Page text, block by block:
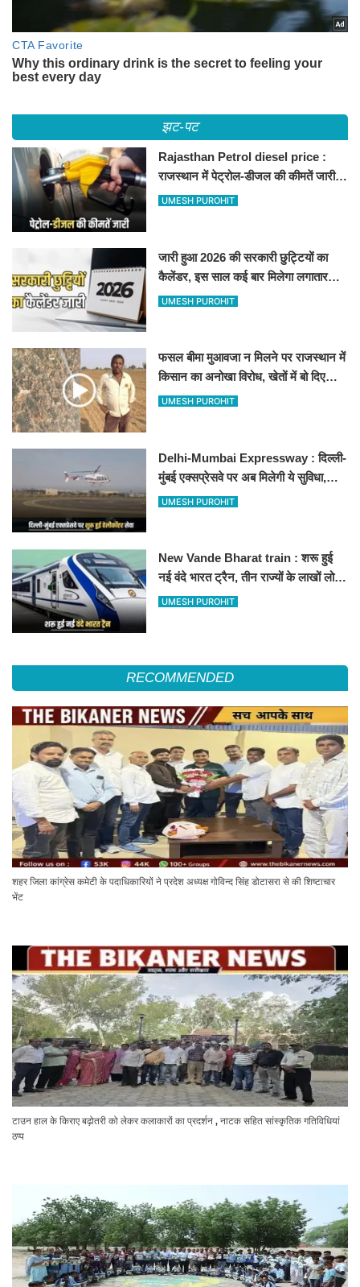
झट-पट
Rajasthan Petrol diesel price :
राजस्थान में पेट्रोल-डीजल की कीमतें जारी,
जानिए बीकानेर समेत पुरे प्रदेश में नए रेट
UMESH PUROHIT
जारी हुआ 2026 की सरकारी छुट्टियों का
कैलेंडर, इस साल कई बार मिलेगा लगातार
अवकाश, देखें
UMESH PUROHIT
फसल बीमा मुआवजा न मिलने पर राजस्थान में
किसान का अनोखा विरोध, खेतों में बो दिए
500-500 रुपए के नोट, वीडियो वायरल
UMESH PUROHIT
Delhi-Mumbai Expressway : दिल्ली-
मुंबई एक्सप्रेसवे पर अब मिलेगी ये सुविधा,
हेलीकॉप्टर सर्विस से तुरंत घायल पहुंचेगा
UMESH PUROHIT
New Vande Bharat train : शरू हुई
नई वंदे भारत ट्रैन, तीन राज्यों के लाखों लोगों
का सफर होगा आसान, देखें पूरा रूटमैप
UMESH PUROHIT
RECOMMENDED
शहर जिला कांग्रेस कमेटी के पदाधिकारियों ने प्रदेश अध्यक्ष गोविन्द सिंह डोटासरा से की शिष्टाचार
भेंट
टाउन हाल के किराए बढ़ोतरी को लेकर कलाकारों का प्रदर्शन , नाटक सहित सांस्कृतिक गतिविधियां
ठप्प